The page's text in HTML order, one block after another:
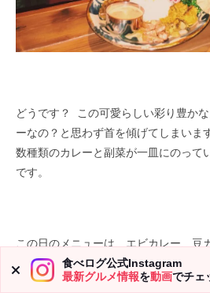
どうです？ この可愛らしい彩り豊か
ーなの？と思わず首を傾げてしまいま
数種類のカレーと副菜が一皿にのって
です。
この日のメニューは、エビカレー、豆
ツ炒め、人参のココナッツ煮、トマト
ー、ヤーコンのスパイス炒め、ココ
食べログ公式Instagram
最新グルメ情報を動画でチェ